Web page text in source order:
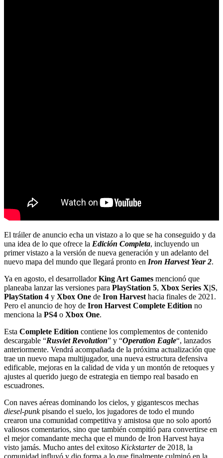
El tráiler de anuncio echa un vistazo a lo que se ha conseguido y da
una idea de lo que ofrece la Edición Completa, incluyendo un
primer vistazo a la versión de nueva generación y un adelanto del
nuevo mapa del mundo que llegará pronto en Iron Harvest Year 2.
Ya en agosto, el desarrolladorKing Art Games mencionó que
planeaba lanzar las versiones para PlayStation 5, Xbox Series X|S,
PlayStation 4 y Xbox One de Iron Harvest hacia finales de 2021.
Pero el anuncio de hoy de Iron Harvest Complete Edition no
menciona la PS4 o Xbox One.
Esta Complete Edition contiene los complementos de contenido
descargable “Rusviet Revolution” y “Operation Eagle“, lanzados
anteriormente. Vendrá acompañada de la próxima actualización que
trae un nuevo mapa multijugador, una nueva estructura defensiva
edificable, mejoras en la calidad de vida y un montón de retoques y
ajustes al querido juego de estrategia en tiempo real basado en
escuadrones.
Con naves aéreas dominando los cielos, y gigantescos mechas
diesel-punkpisando el suelo, los jugadores de todo el mundo
crearon una comunidad competitiva y amistosa que no solo aportó
valiosos comentarios, sino que también compitió para convertirse en
el mejor comandante mecha que el mundo de Iron Harvest haya
visto jamás. Mucho antes del exitoso Kickstarterde 2018, la
comunidad influyó y dio forma a lo que finalmente culminó en la